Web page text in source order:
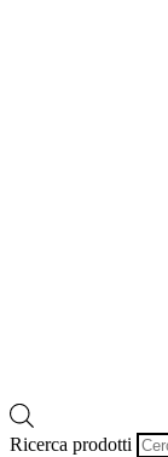
Ricerca prodotti